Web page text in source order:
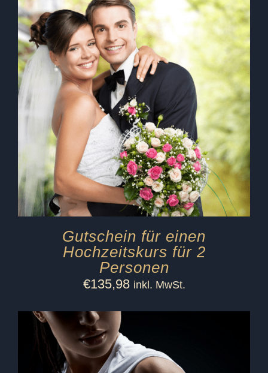
Gutschein für einen
Hochzeitskurs für 2
Personen
€135,98 inkl. MwSt.